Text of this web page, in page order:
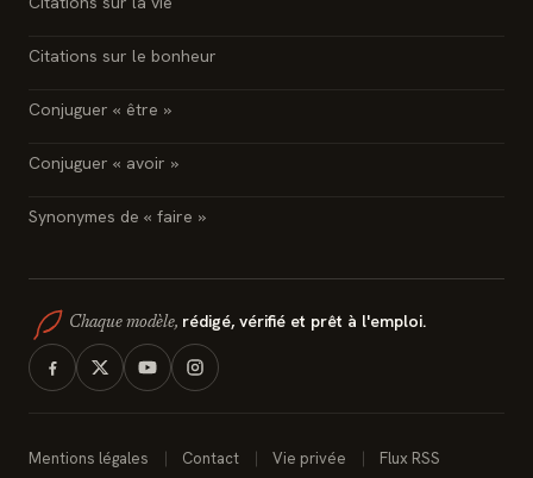
Citations sur le bonheur
Conjuguer « être »
Conjuguer « avoir »
Synonymes de « faire »
Chaque modèle, rédigé, vérifié et prêt à l'emploi.
Mentions légales Contact Vie privée Flux RSS